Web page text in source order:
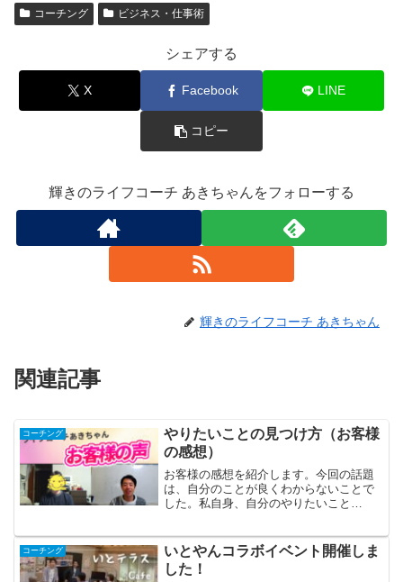
コーチング ビジネス・仕事術
シェアする
X Facebook LINE
コピー
輝きのライフコーチ あきちゃんをフォローする
輝きのライフコーチ あきちゃん
関連記事
コーチング
やりたいことの見つけ方（お客様
の感想）
お客様の感想を紹介します。今回の話題
は、自分のことが良くわからないことで
した。私自身、自分のやりたいこと
るだけでは答えは出ません。これかな、
あれかなということは、自分を...
コーチング
いとやんコラボイベント開催しま
した！